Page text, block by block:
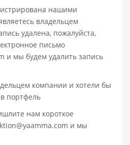
нашими
владельцем
удалена, пожалуйста,
письмо
и мы будем удалить запись
компании и хотели бы
портфель
нам короткое
и мы